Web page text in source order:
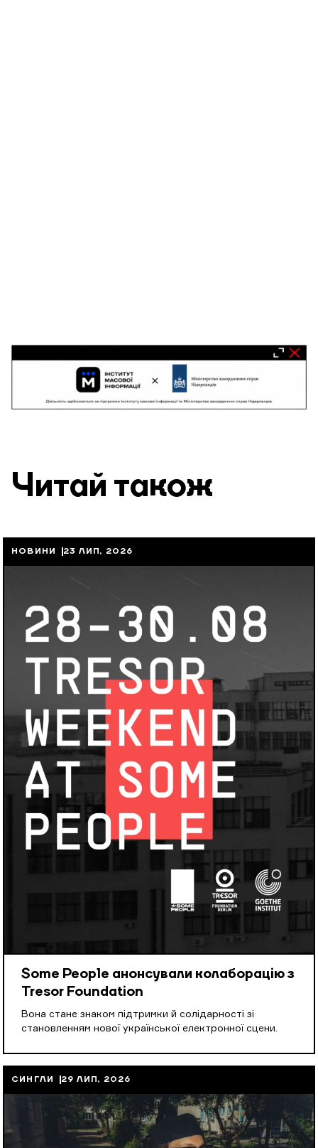
Читай також
НОВИНИ 23 ЛИП, 2026
Some People анонсували колаборацію з
Tresor Foundation
Вона стане знаком підтримки й солідарності зі
становленням нової української електронної сцени.
СИНГЛИ 29 ЛИП, 2026